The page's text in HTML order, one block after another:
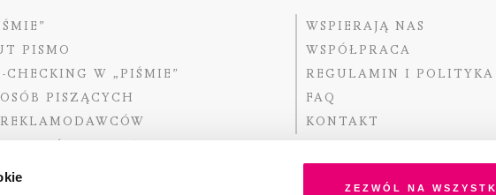
Zezwól na
PISMO
CHECKING W „PIŚMIE”
PISZĄCYCH
WSPIERAJĄ NAS
WSPÓŁPRACA
REGULAMIN I POLITYKA
FAQ
KONTAKT